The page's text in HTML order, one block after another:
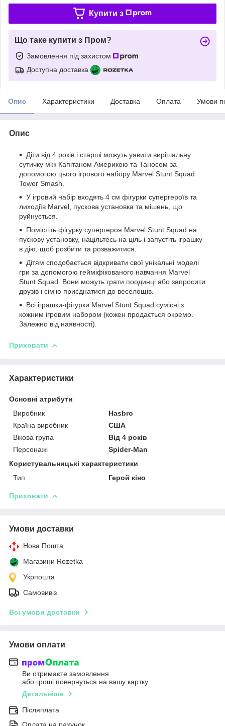
Купити з
Що таке купити з Пром?
Замовлення під захистом
Доступна доставка
Опис Характеристики Доставка Оплата Умови
Опис
Діти від 4 років і старші можуть уявити вирішальну
сутичку між Капітаном Америкою та Таносом за
допомогою цього ігрового набору Marvel Stunt Squad
Tower Smash.
У ігровий набір входять 4 см фігурки супергероїв та
лиходіїв Marvel, пускова установка та мішень, що
руйнується.
Помістіть фігурку супергероя Marvel Stunt Squad на
пускову установку, націльтесь на ціль і запустіть іграшку
в дію, щоб розбити та розважитися.
Дітям сподобається відкривати свої унікальні моделі
гри за допомогою гейміфікованого навчання Marvel
Stunt Squad. Вони можуть грати поодинці або запросити
друзів і сім'ю приєднатися до веселощів.
Всі іграшки-фігурки Marvel Stunt Squad сумісні з
кожним ігровим набором (кожен продається окремо.
Залежно від наявності).
Приховати
Характеристики
Основні атрибути
Виробник
Hasbro
Країна виробник
США
Вікова група
Від 4 років
Персонажі
Spider-Man
Користувальницькі характеристики
Тип
Герой кіно
Приховати
Умови доставки
Нова Пошта
Магазини Rozetka
Укрпошта
Самовивіз
Всі умови доставки
Умови оплати
Ви отримаєте замовлення
або гроші повернуться на вашу картку
Детальніше
Післяплата